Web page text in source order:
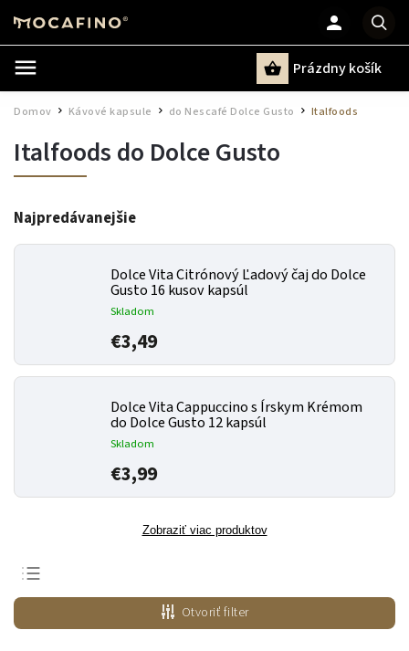
Prázdny košík
Domov Kávové kapsule do Nescafé Dolce Gusto Italfoods
Italfoods do Dolce Gusto
Najpredávanejšie
Dolce Vita Citrónový Ľadový čaj do Dolce
Gusto 16 kusov kapsúl
Skladom
€3,49
Dolce Vita Cappuccino s Írskym Krémom
do Dolce Gusto 12 kapsúl
Skladom
€3,99
Zobraziť viac produktov
Odporúčame
Najlacnejšie
Otvoriť filter